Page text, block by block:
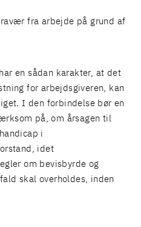
fra arbejde på grund af
en sådan karakter, at det
for arbejdsgiveren, kan
I den forbindelse bør en
på, om årsagen til
i
idet
om bevisbyrde og
skal overholdes, inden